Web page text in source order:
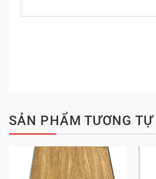
SẢN PHẨM TƯƠNG TỰ